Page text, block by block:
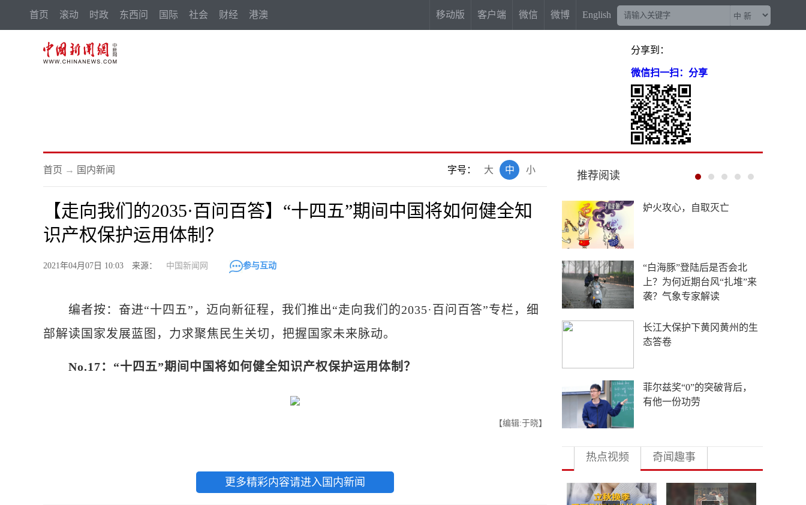
首页 滚动 时政 东西问 国际 社会 财经 港澳 移动版 客户端 微信 微博 English
分享到：
微信扫一扫：分享
首页 → 国内新闻 字号： 小
中
大
【走向我们的2035·百问百答】“十四五”期间中国将如何健全知
识产权保护运用体制？
2021年04月07日 10:03 来源： 中国新闻网 参与互动
编者按：奋进“十四五”，迈向新征程，我们推出“走向我们的2035·百问百答”专栏，细
部解读国家发展蓝图，力求聚焦民生关切，把握国家未来脉动。
No.17：“十四五”期间中国将如何健全知识产权保护运用体制？
【编辑:于晓】
更多精彩内容请进入国内新闻
推荐阅读
妒火攻心，自取灭亡
“白海豚”登陆后是否会北
上？为何近期台风“扎堆”来
袭？气象专家解读
长江大保护下黄冈黄州的生
态答卷
菲尔兹奖“0”的突破背后，
有他一份功劳
热点视频 奇闻趣事